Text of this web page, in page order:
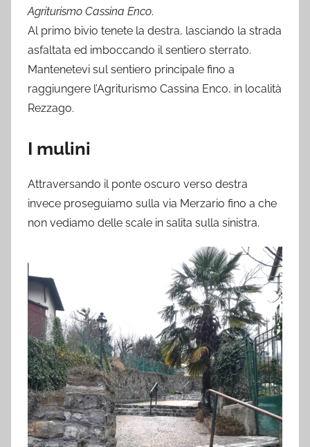
Agriturismo Cassina Enco.
Al primo bivio tenete la destra, lasciando la strada
asfaltata ed imboccando il sentiero sterrato.
Mantenetevi sul sentiero principale fino a
raggiungere l’Agriturismo Cassina Enco, in località
Rezzago.
I mulini
Attraversando il ponte oscuro verso destra
invece proseguiamo sulla via Merzario fino a che
non vediamo delle scale in salita sulla sinistra.